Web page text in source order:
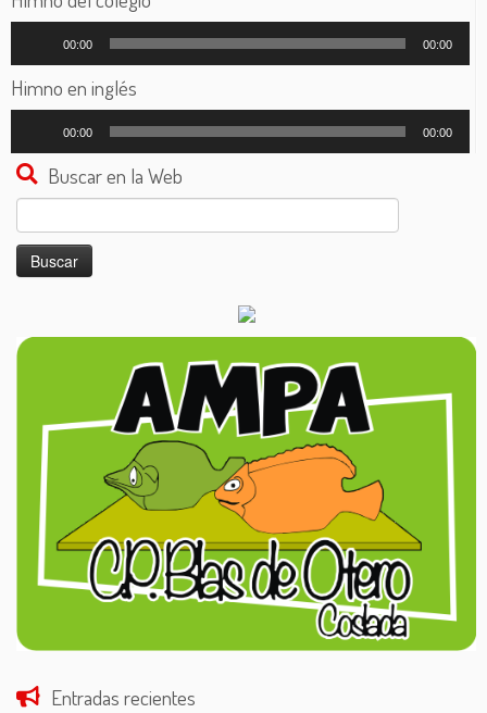
audio
00:00 00:00
Himno en inglés
audio
00:00 00:00
Buscar en la Web
Buscar:
Entradas recientes